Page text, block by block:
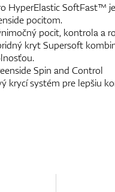
HyperElastic SoftFast™
pocitom.
pocit, kontrola a
kryt Supersoft
Spin and Control
krycí systém pre lepšiu